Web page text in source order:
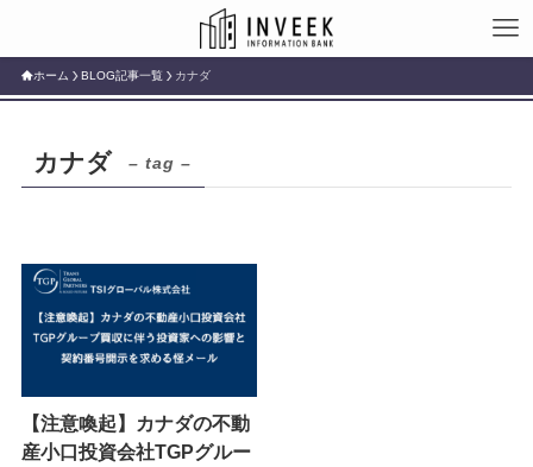
ホーム BLOG記事一覧 カナダ
カナダ – tag –
【注意喚起】カナダの不動
産小口投資会社TGPグルー